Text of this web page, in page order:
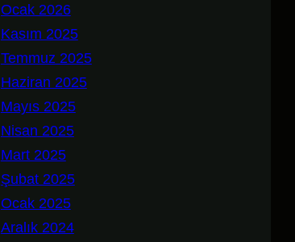
Ocak 2026
Kasım 2025
Temmuz 2025
Haziran 2025
Mayıs 2025
Nisan 2025
Mart 2025
Şubat 2025
Ocak 2025
Aralık 2024